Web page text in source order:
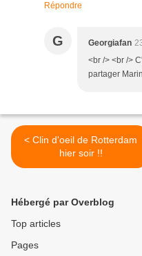
Répondre
G Georgiafan
<br /> <br />
partager
< Clin d'oeil de Rotterdam
hier soir !!
Hébergé par Overblog
Top articles
Pages